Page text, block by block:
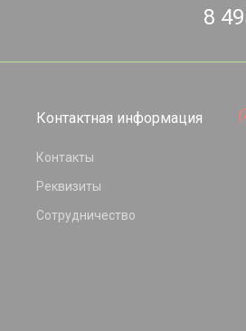
8
Контактная информация
Контакты
Реквизиты
Сотрудничество